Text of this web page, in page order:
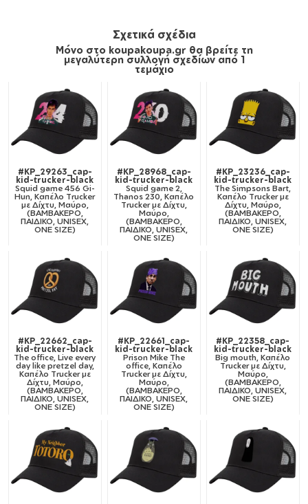
Σχετικά σχέδια
Μόνο στο koupakoupa.gr θα βρείτε τη
μεγαλύτερη συλλογή σχεδίων από 1
τεμάχιο
#KP_29263_cap-
kid-trucker-black
Squid game 456 Gi-
Hun, Καπέλο Trucker
με Δίχτυ, Μαύρο,
(ΒΑΜΒΑΚΕΡΟ,
ΠΑΙΔΙΚΟ, UNISEX,
ONE SIZE)
#KP_28968_cap-
kid-trucker-black
Squid game 2,
Thanos 230, Καπέλο
Trucker με Δίχτυ,
Μαύρο,
(ΒΑΜΒΑΚΕΡΟ,
ΠΑΙΔΙΚΟ, UNISEX,
ONE SIZE)
#KP_23236_cap-
kid-trucker-black
The Simpsons Bart,
Καπέλο Trucker με
Δίχτυ, Μαύρο,
(ΒΑΜΒΑΚΕΡΟ,
ΠΑΙΔΙΚΟ, UNISEX,
ONE SIZE)
#KP_22662_cap-
kid-trucker-black
The office, Live every
day like pretzel day,
Καπέλο Trucker με
Δίχτυ, Μαύρο,
(ΒΑΜΒΑΚΕΡΟ,
ΠΑΙΔΙΚΟ, UNISEX,
ONE SIZE)
#KP_22661_cap-
kid-trucker-black
Prison Mike The
office, Καπέλο
Trucker με Δίχτυ,
Μαύρο,
(ΒΑΜΒΑΚΕΡΟ,
ΠΑΙΔΙΚΟ, UNISEX,
ONE SIZE)
#KP_22358_cap-
kid-trucker-black
Big mouth, Καπέλο
Trucker με Δίχτυ,
Μαύρο,
(ΒΑΜΒΑΚΕΡΟ,
ΠΑΙΔΙΚΟ, UNISEX,
ONE SIZE)